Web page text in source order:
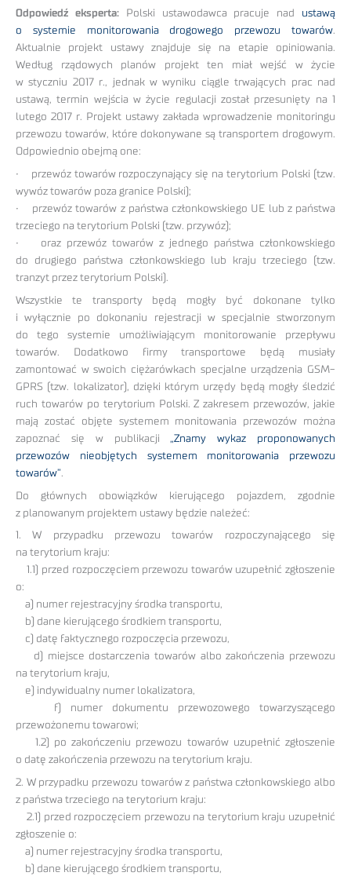
Odpowiedź eksperta: Polski ustawodawca pracuje nad ustawą
o systemie monitorowania drogowego przewozu towarów.
Aktualnie projekt ustawy znajduje się na etapie opiniowania.
Według rządowych planów projekt ten miał wejść w życie
w styczniu 2017 r., jednak w wyniku ciągle trwających prac nad
ustawą, termin wejścia w życie regulacji został przesunięty na 1
lutego 2017 r. Projekt ustawy zakłada wprowadzenie monitoringu
przewozu towarów, które dokonywane są transportem drogowym.
Odpowiednio obejmą one:
• przewóz towarów rozpoczynający się na terytorium Polski (tzw.
wywóz towarów poza granice Polski);
• przewóz towarów z państwa członkowskiego UE lub z państwa
trzeciego na terytorium Polski (tzw. przywóz);
• oraz przewóz towarów z jednego państwa członkowskiego
do drugiego państwa członkowskiego lub kraju trzeciego (tzw.
tranzyt przez terytorium Polski).
Wszystkie te transporty będą mogły być dokonane tylko
i wyłącznie po dokonaniu rejestracji w specjalnie stworzonym
do tego systemie umożliwiającym monitorowanie przepływu
towarów. Dodatkowo firmy transportowe będą musiały
zamontować w swoich ciężarówkach specjalne urządzenia GSM-
GPRS (tzw. lokalizator), dzięki którym urzędy będą mogły śledzić
ruch towarów po terytorium Polski. Z zakresem przewozów, jakie
mają zostać objęte systemem monitowania przewozów można
zapoznać się w publikacji „Znamy wykaz proponowanych
przewozów nieobjętych systemem monitorowania przewozu
towarów”.
Do głównych obowiązków kierującego pojazdem, zgodnie
z planowanym projektem ustawy będzie należeć:
1. W przypadku przewozu towarów rozpoczynającego się
na terytorium kraju:
1.1) przed rozpoczęciem przewozu towarów uzupełnić zgłoszenie
o:
a) numer rejestracyjny środka transportu,
b) dane kierującego środkiem transportu,
c) datę faktycznego rozpoczęcia przewozu,
d) miejsce dostarczenia towarów albo zakończenia przewozu
na terytorium kraju,
e) indywidualny numer lokalizatora,
f) numer dokumentu przewozowego towarzyszącego
przewożonemu towarowi;
1.2) po zakończeniu przewozu towarów uzupełnić zgłoszenie
o datę zakończenia przewozu na terytorium kraju.
2. W przypadku przewozu towarów z państwa członkowskiego albo
z państwa trzeciego na terytorium kraju:
2.1) przed rozpoczęciem przewozu na terytorium kraju uzupełnić
zgłoszenie o:
a) numer rejestracyjny środka transportu,
b) dane kierującego środkiem transportu,